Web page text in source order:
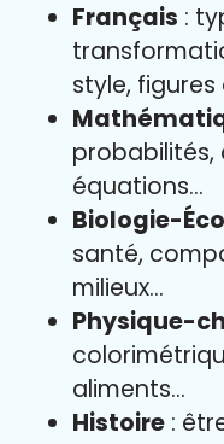
Français :
style,
probabilités,
équations…
Biologie-
santé,
milieux…
Physique-
aliments…
Histoire :